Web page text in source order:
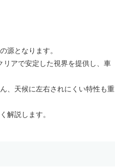
源となります。
アで安定した視界を提供し、車
、天候に左右されにくい特性も重
解説します。